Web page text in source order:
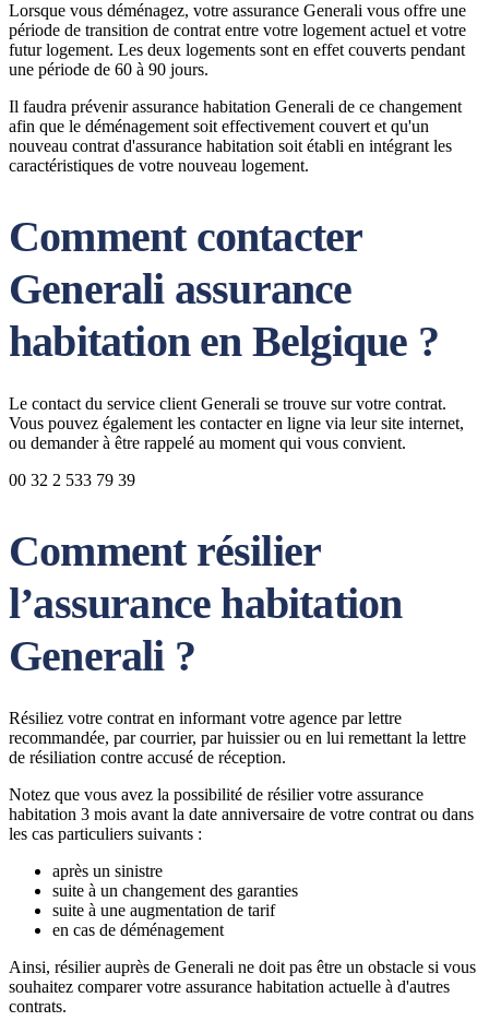
Lorsque vous déménagez, votre assurance Generali vous offre une
période de transition de contrat entre votre logement actuel et votre
futur logement. Les deux logements sont en effet couverts pendant
une période de 60 à 90 jours.
Il faudra prévenir assurance habitation Generali de ce changement
afin que le déménagement soit effectivement couvert et qu'un
nouveau contrat d'assurance habitation soit établi en intégrant les
caractéristiques de votre nouveau logement.
Comment contacter
Generali assurance
habitation en Belgique ?
Le contact du service client Generali se trouve sur votre contrat.
Vous pouvez également les contacter en ligne via leur site internet,
ou demander à être rappelé au moment qui vous convient.
00 32 2 533 79 39
Comment résilier
l’assurance habitation
Generali ?
Résiliez votre contrat en informant votre agence par lettre
recommandée, par courrier, par huissier ou en lui remettant la lettre
de résiliation contre accusé de réception.
Notez que vous avez la possibilité de résilier votre assurance
habitation 3 mois avant la date anniversaire de votre contrat ou dans
les cas particuliers suivants :
après un sinistre
suite à un changement des garanties
suite à une augmentation de tarif
en cas de déménagement
Ainsi, résilier auprès de Generali ne doit pas être un obstacle si vous
souhaitez comparer votre assurance habitation actuelle à d'autres
contrats.